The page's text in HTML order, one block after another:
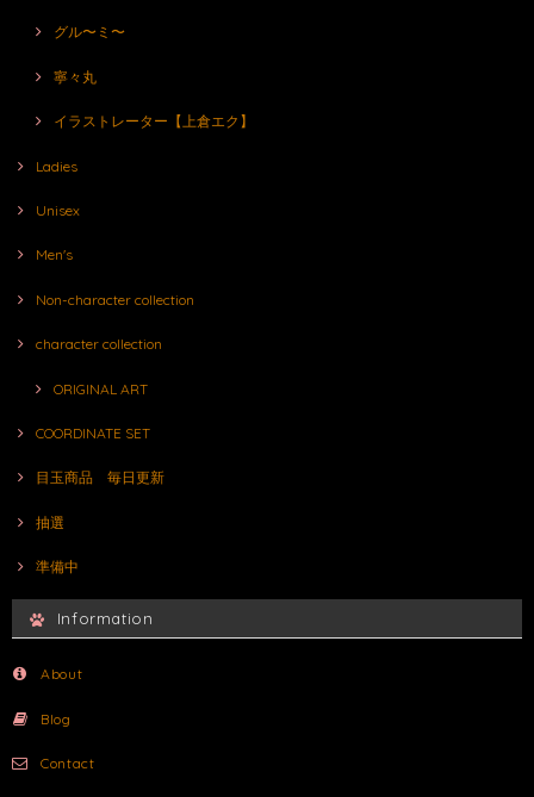
グル〜ミ〜
寧々丸
イラストレーター【上倉エク】
Ladies
Unisex
Men's
Non-character collection
character collection
ORIGINAL ART
COORDINATE SET
目玉商品 毎日更新
抽選
準備中
Information
About
Blog
Contact